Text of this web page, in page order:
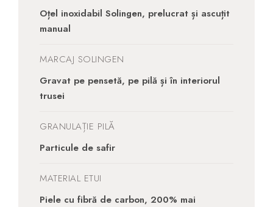
Oțel inoxidabil Solingen, prelucrat și ascuțit
manual
MARCAJ SOLINGEN
Gravat pe pensetă, pe pilă și în interiorul
trusei
GRANULAȚIE PILĂ
Particule de safir
MATERIAL ETUI
Piele cu fibră de carbon, 200% mai